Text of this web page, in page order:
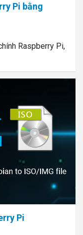
Pi bằng
Raspberry Pi,
Pi